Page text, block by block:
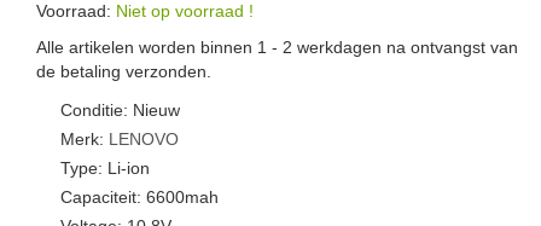
Voorraad: Niet op voorraad !
Alle artikelen worden binnen 1 - 2 werkdagen na ontvangst van
de betaling verzonden.
Conditie: Nieuw
Merk: LENOVO
Type: Li-ion
Capaciteit: 6600mah